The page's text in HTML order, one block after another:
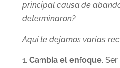
principal causa de
determinaron?
Aquí te dejamos varias
Cambia el enfoque.